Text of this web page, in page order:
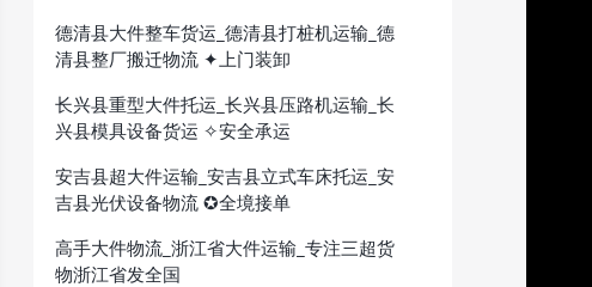
德清县大件整车货运_德清县打桩机运输_德
清县整厂搬迁物流 ✦上门装卸
长兴县重型大件托运_长兴县压路机运输_长
兴县模具设备货运 ✧安全承运
安吉县超大件运输_安吉县立式车床托运_安
吉县光伏设备物流 ✪全境接单
高手大件物流_浙江省大件运输_专注三超货
物浙江省发全国